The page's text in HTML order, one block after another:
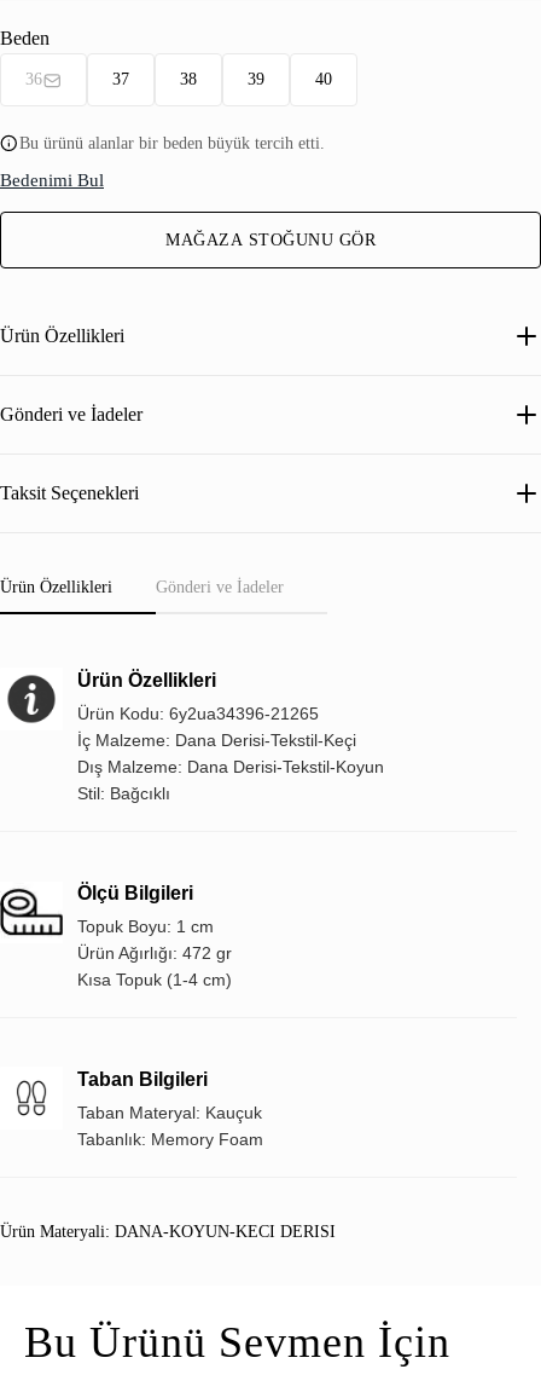
Beden
36 37 38 39 40
Bu ürünü alanlar bir beden büyük tercih etti.
Bedenimi Bul
MAĞAZA STOĞUNU GÖR
Ürün Özellikleri
Gönderi ve İadeler
Taksit Seçenekleri
Ürün Özellikleri Gönderi ve İadeler
Ürün Özellikleri
Ürün Kodu: 6y2ua34396-21265
İç Malzeme: Dana Derisi-Tekstil-Keçi
Dış Malzeme: Dana Derisi-Tekstil-Koyun
Stil: Bağcıklı
Ölçü Bilgileri
Topuk Boyu: 1 cm
Ürün Ağırlığı: 472 gr
Kısa Topuk (1-4 cm)
Taban Bilgileri
Taban Materyal: Kauçuk
Tabanlık: Memory Foam
Ürün Materyali: DANA-KOYUN-KECI DERISI
Bu Ürünü Sevmen İçin